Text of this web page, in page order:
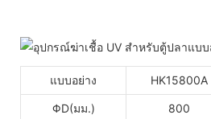
แบบอย่าง HK15800A
ΦD(มม.) 800